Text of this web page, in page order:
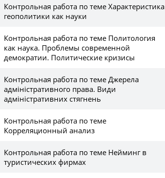
Контрольная работа по теме Характеристика
геополитики как науки
Контрольная работа по теме Политология
как наука. Проблемы современной
демократии. Политические кризисы
Контрольная работа по теме Джерела
адміністративного права. Види
адміністративних стягнень
Контрольная работа по теме
Корреляционный анализ
Контрольная работа по теме Нейминг в
туристических фирмах